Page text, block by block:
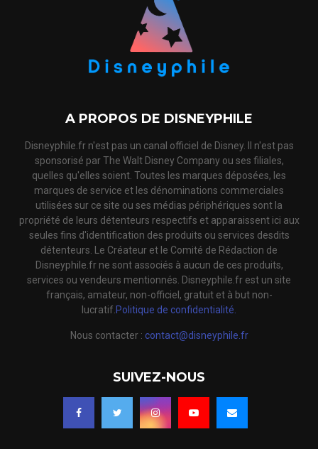
A PROPOS DE DISNEYPHILE
Disneyphile.fr n'est pas un canal officiel de Disney. Il n'est pas
sponsorisé par The Walt Disney Company ou ses filiales,
quelles qu'elles soient. Toutes les marques déposées, les
marques de service et les dénominations commerciales
utilisées sur ce site ou ses médias périphériques sont la
propriété de leurs détenteurs respectifs et apparaissent ici aux
seules fins d'identification des produits ou services desdits
détenteurs. Le Créateur et le Comité de Rédaction de
Disneyphile.fr ne sont associés à aucun de ces produits,
services ou vendeurs mentionnés. Disneyphile.fr est un site
français, amateur, non-officiel, gratuit et à but non-
lucratif.Politique de confidentialité.
Nous contacter : contact@disneyphile.fr
SUIVEZ-NOUS